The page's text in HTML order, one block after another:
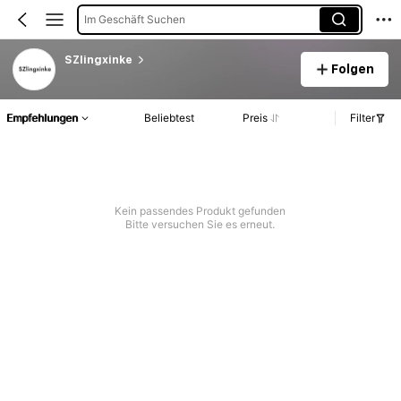
Im Geschäft Suchen
SZlingxinke
Folgen
Empfehlungen Beliebtest Preis Filter
Kein passendes Produkt gefunden
Bitte versuchen Sie es erneut.